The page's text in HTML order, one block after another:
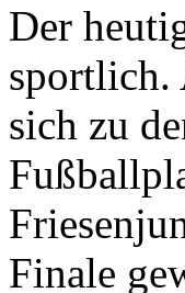
Der
sportlich.
sich zu
Finale